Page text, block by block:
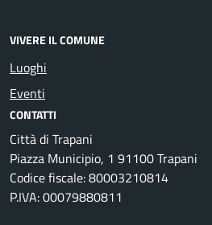
VIVERE IL COMUNE
Luoghi
Eventi
CONTATTI
Città di Trapani
Piazza Municipio, 1 91100 Trapani
Codice fiscale: 80003210814
P.IVA: 00079880811